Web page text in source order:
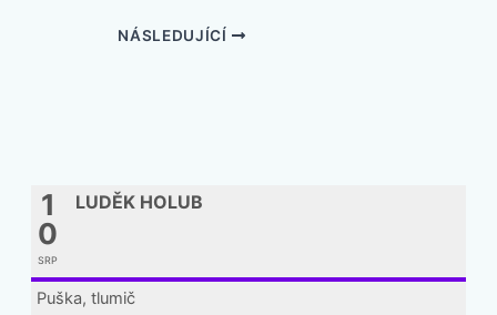
NÁSLEDUJÍCÍ
1
0
SRP
LUDĚK HOLUB
Puška, tlumič